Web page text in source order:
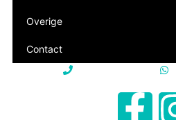
Overige
Contact